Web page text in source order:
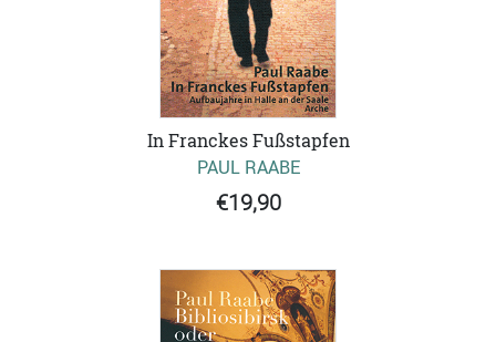
In Franckes Fußstapfen
PAUL RAABE
€19,90